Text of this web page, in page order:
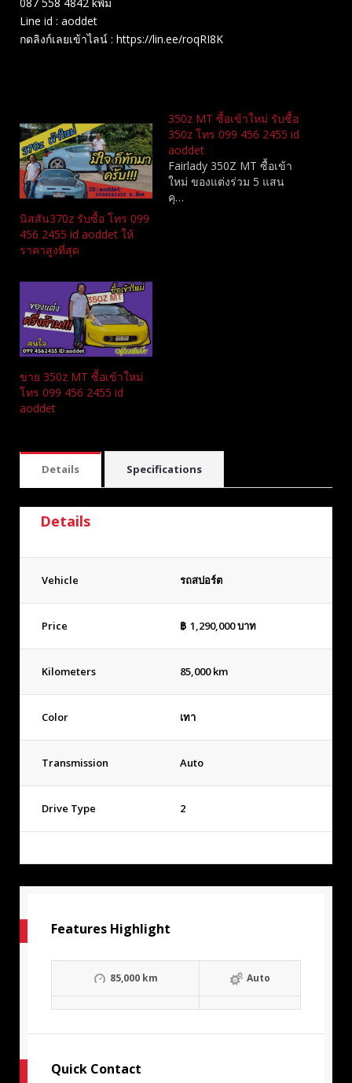
087 558 4842 kพิม
Line id : aoddet
กดลิงก์เลยเข้าไลน์ : https://lin.ee/roqRI8K
นิสสัน370z รับซื้อ โทร 099
456 2455 id aoddet ให้
ราคาสูงที่สุด
350z MT ซื้อเข้าใหม่ รับซื้อ
350z โทร 099 456 2455 id
aoddet
Fairlady 350Z MT ซื้อเข้า
ใหม่ ของแต่งร่วม 5 แสน
คุ…
ขาย 350z MT ซื้อเข้าใหม่
โทร 099 456 2455 id
aoddet
Details Specifications
Details
Vehicle รถสปอร์ต
Price ฿ 1,290,000บาท
Kilometers 85,000 km
Color เทา
Transmission Auto
Drive Type 2
Features Highlight
85,000 km Auto
Quick Contact